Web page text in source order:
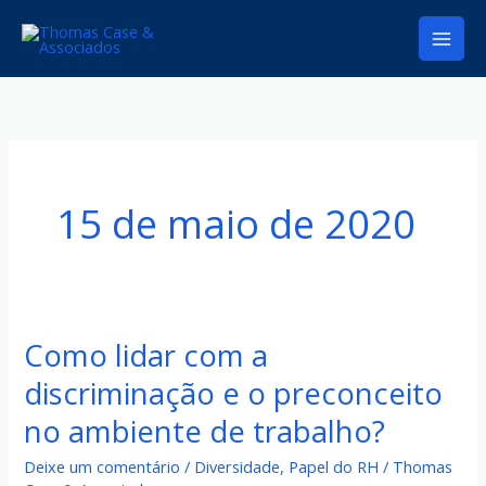
para
o
15 de maio de 2020
Como lidar com a
discriminação e o preconceito
no ambiente de trabalho?
Deixe um comentário / Diversidade, Papel do RH / Thomas
Como
lidar
com
a
discriminação